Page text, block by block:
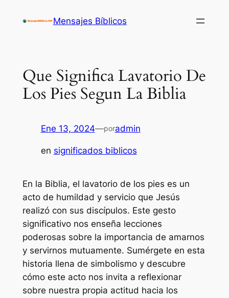
Mensajes Bíblicos
Que Significa Lavatorio De
Los Pies Segun La Biblia
Ene 13, 2024—poradmin
en significados biblicos
En la Biblia, el lavatorio de los pies es un
acto de humildad y servicio que Jesús
realizó con sus discípulos. Este gesto
significativo nos enseña lecciones
poderosas sobre la importancia de amarnos
y servirnos mutuamente. Sumérgete en esta
historia llena de simbolismo y descubre
cómo este acto nos invita a reflexionar
sobre nuestra propia actitud hacia los